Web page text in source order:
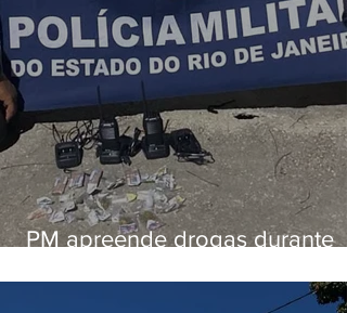
PM apreende drogas durante